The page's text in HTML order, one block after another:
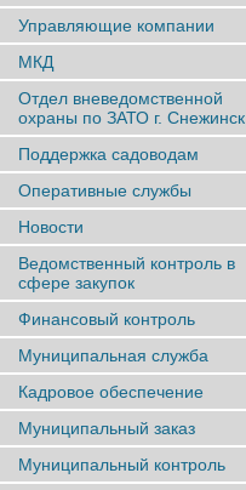
Управляющие компании
МКД
Отдел вневедомственной
охраны по ЗАТО г. Снежинск
Поддержка садоводам
Оперативные службы
Новости
Ведомственный контроль в
сфере закупок
Финансовый контроль
Муниципальная служба
Кадровое обеспечение
Муниципальный заказ
Муниципальный контроль